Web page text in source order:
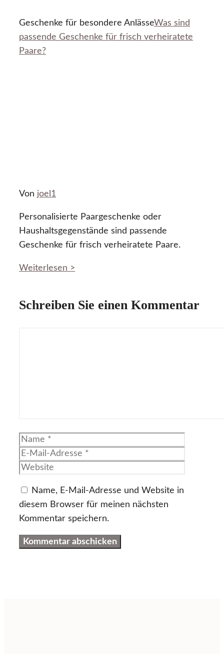
Geschenke für besondere AnlässeWas sind
passende Geschenke für frisch verheiratete
Paare?
Von joel1
Personalisierte Paargeschenke oder
Haushaltsgegenstände sind passende
Geschenke für frisch verheiratete Paare.
Weiterlesen >
Schreiben Sie einen Kommentar
Name
Name, E-Mail-Adresse und Website in
diesem Browser für meinen nächsten
Kommentar speichern.